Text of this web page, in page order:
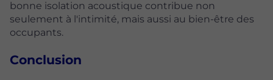
bonne isolation acoustique contribue non
seulement à l'intimité, mais aussi au bien-être des
occupants.
Conclusion